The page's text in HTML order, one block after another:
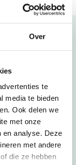
Over
te
media te bieden
Ook delen we
met onze
en analyse. Deze
met andere
die ze hebben